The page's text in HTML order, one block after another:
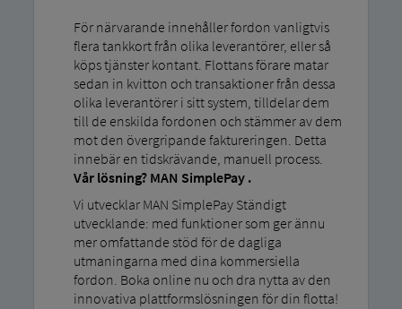
För närvarande innehåller fordon vanligtvis
flera tankkort från olika leverantörer, eller så
köps tjänster kontant. Flottans förare matar
sedan in kvitton och transaktioner från dessa
olika leverantörer i sitt system, tilldelar dem
till de enskilda fordonen och stämmer av dem
mot den övergripande faktureringen. Detta
innebär en tidskrävande, manuell process.
Vår lösning? MAN SimplePay .
Vi utvecklar MAN SimplePay Ständigt
utvecklande: med funktioner som ger ännu
mer omfattande stöd för de dagliga
utmaningarna med dina kommersiella
fordon. Boka online nu och dra nytta av den
innovativa plattformslösningen för din flotta!